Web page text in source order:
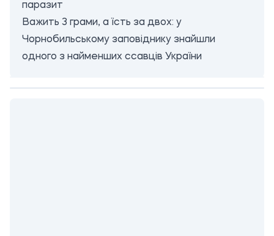
паразит
Важить 3 грами, а їсть за двох: у
Чорнобильському заповіднику знайшли
одного з найменших ссавців України